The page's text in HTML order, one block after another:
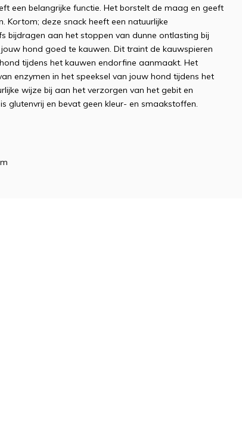
een belangrijke functie. Het borstelt de maag en geeft
Kortom; deze snack heeft een natuurlijke
bijdragen aan het stoppen van dunne ontlasting bij
hond goed te kauwen. Dit traint de kauwspieren
tijdens het kauwen endorfine aanmaakt. Het
enzymen in het speeksel van jouw hond tijdens het
wijze bij aan het verzorgen van het gebit en
glutenvrij en bevat geen kleur- en smaakstoffen.